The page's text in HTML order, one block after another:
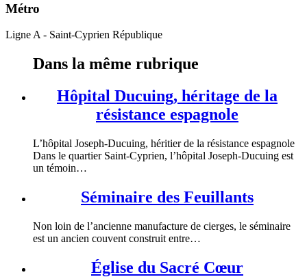
Métro
Ligne A - Saint-Cyprien République
Dans la même rubrique
Hôpital Ducuing, héritage de la
résistance espagnole
L’hôpital Joseph-Ducuing, héritier de la résistance espagnole
Dans le quartier Saint-Cyprien, l’hôpital Joseph-Ducuing est
un témoin…
Séminaire des Feuillants
Non loin de l’ancienne manufacture de cierges, le séminaire
est un ancien couvent construit entre…
Église du Sacré Cœur